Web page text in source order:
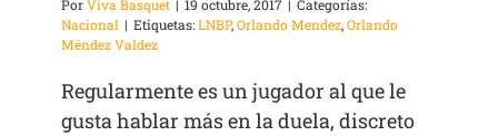
PorViva Basquet | 19 octubre, 2017 | Categorías:
Nacional | Etiquetas:LNBP,Orlando Mendez,Orlando
Méndez Valdez
Regularmente es un jugador al que le
gusta hablar más en la duela, discreto